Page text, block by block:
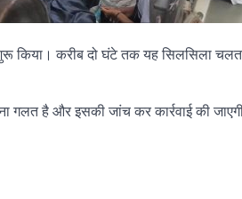
किया। करीब दो घंटे तक यह सिलसिला
गलत है और इसकी जांच कर कार्रवाई की